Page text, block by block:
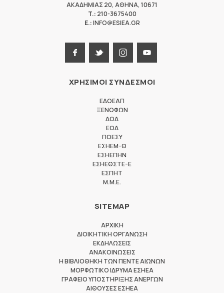
ΑΚΑΔΗΜΙΑΣ 20, ΑΘΗΝΑ, 10671
T.: 210-3675400
E.:INFO@ESIEA.GR
ΧΡΗΣΙΜΟΙ ΣΥΝΔΕΣΜΟΙ
ΕΔΟΕΑΠ
ΞΕΝΟΦΩΝ
ΔΟΔ
ΕΟΔ
ΠΟΕΣΥ
ΕΣΗΕΜ-Θ
ΕΣΗΕΠΗΝ
ΕΣΗΕΘΣΤΕ-Ε
ΕΣΠΗΤ
M.M.E.
SITEMAP
ΑΡΧΙΚΗ
ΔΙΟΙΚΗΤΙΚΗ ΟΡΓΑΝΩΣΗ
ΕΚΔΗΛΩΣΕΙΣ
ΑΝΑΚΟΙΝΩΣΕΙΣ
Η ΒΙΒΛΙΟΘΗΚΗ ΤΩΝ ΠΕΝΤΕ ΑΙΩΝΩΝ
ΜΟΡΦΩΤΙΚΟ ΙΔΡΥΜΑ ΕΣΗΕΑ
ΓΡΑΦΕΙΟ ΥΠΟΣΤΗΡΙΞΗΣ ΑΝΕΡΓΩΝ
ΑΙΘΟΥΣΕΣ ΕΣΗΕΑ